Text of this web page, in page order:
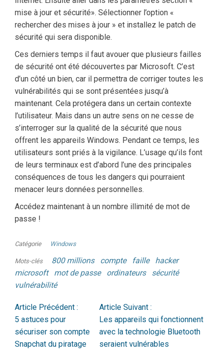
mise à jour et sécurité». Sélectionner l’option «
rechercher des mises à jour » et installez le patch de
sécurité qui sera disponible.
Ces derniers temps il faut avouer que plusieurs failles
de sécurité ont été découvertes par Microsoft. C’est
d’un côté un bien, car il permettra de corriger toutes les
vulnérabilités qui se sont présentées jusqu’à
maintenant. Cela protégera dans un certain contexte
l’utilisateur. Mais dans un autre sens on ne cesse de
s’interroger sur la qualité de la sécurité que nous
offrent les appareils Windows. Pendant ce temps, les
utilisateurs sont priés à la vigilance. L’usage qu’ils font
de leurs terminaux est d’abord l’une des principales
conséquences de tous les dangers qui pourraient
menacer leurs données personnelles.
Accédez maintenant à un nombre illimité de mot de
passe !
Catégorie Windows
Mots-clés 800 millions compte faille
hacker
microsoft
mot de passe ordinateurs
sécurité
vulnérabilité
Article Précédent :
5 astuces pour
sécuriser son compte
Snapchat du piratage
Article Suivant :
Les appareils qui fonctionnent
avec la technologie Bluetooth
seraient vulnérables